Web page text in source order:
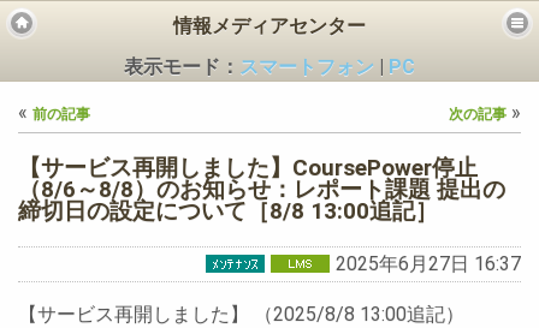
ス
情報メディアセンター
表示モード： スマートフォン
PC
« 前の記事 次の記事 »
【サービス再開しました】CoursePower停止
（8/6～8/8）のお知らせ：レポート課題 提出の
締切日の設定について［8/8 13:00追記］
2025年6月27日 16:37
【サービス再開しました】 （2025/8/8 13:00追記）